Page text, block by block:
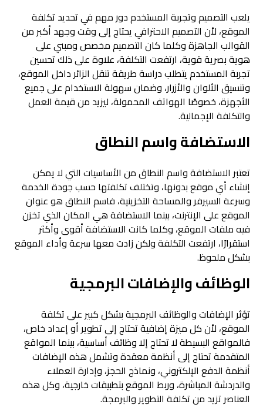
يلعب التصميم وتجربة المستخدم دور مهم في تحديد تكلفة
الموقع، لأن التصميم الاحترافي يحتاج إلى وقت وجهد أكبر من
القوالب الجاهزة وكلما كان التصميم مخصص ومبني على
هوية بصرية قوية، ارتفعت التكلفة، علاوة على ذلك تحسين
تجربة المستخدم يتطلب دراسة طريقة تنقل الزائر داخل الموقع،
وتنسيق الألوان والأزرار، وضمان سهولة الاستخدام على جميع
الأجهزة، خصوصًا الهواتف المحمولة، ليزيد من قيمة العمل
والتكلفة الإجمالية.
الاستضافة واسم النطاق
تعتبر الاستضافة واسم النطاق من الأساسيات التي لا يمكن
إنشاء أي موقع بدونها، وتختلف تكلفتها حسب جودة الخدمة
وسرعة السيرفر والمساحة التخزينية، فاسم النطاق هو عنوان
الموقع على الإنترنت، بينما الاستضافة هي المكان الذي تخزن
فيه ملفات الموقع، وكلما كانت الاستضافة أقوى وأكثر
استقرارًا، ارتفعت التكلفة ولكن زادت معها سرعة وأداء الموقع
بشكل ملحوظ.
الوظائف والإضافات البرمجية
تؤثر الإضافات والوظائف البرمجية بشكل كبير على تكلفة
الموقع، لأن كل ميزة إضافية تحتاج إلى تطوير أو إعداد خاص،
فالمواقع البسيطة لا تحتاج إلا وظائف أساسية، بينما المواقع
المتقدمة تحتاج إلى أنظمة معقدة وتشمل هذه الإضافات
أنظمة الدفع الإلكتروني، ونماذج الحجز، وإدارة العملاء
والدردشة المباشرة، وربط الموقع بتطبيقات خارجية، وكل هذه
العناصر تزيد من تكلفة التطوير والبرمجة.